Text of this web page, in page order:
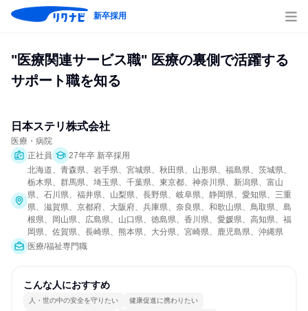
新卒採用
"医療関連サービス職" 医療の裏側で活躍する
サポート職を知る
日本ステリ株式会社
医療・病院
正社員
27年卒 新卒採用
北海道、青森県、岩手県、宮城県、秋田県、山形県、福島県、茨城県、
栃木県、群馬県、埼玉県、千葉県、東京都、神奈川県、新潟県、富山
県、石川県、福井県、山梨県、長野県、岐阜県、静岡県、愛知県、三重
県、滋賀県、京都府、大阪府、兵庫県、奈良県、和歌山県、鳥取県、島
根県、岡山県、広島県、山口県、徳島県、香川県、愛媛県、高知県、福
岡県、佐賀県、長崎県、熊本県、大分県、宮崎県、鹿児島県、沖縄県
医療/福祉専門職
こんな人におすすめ
人・世の中の安全を守りたい 健康促進に携わりたい